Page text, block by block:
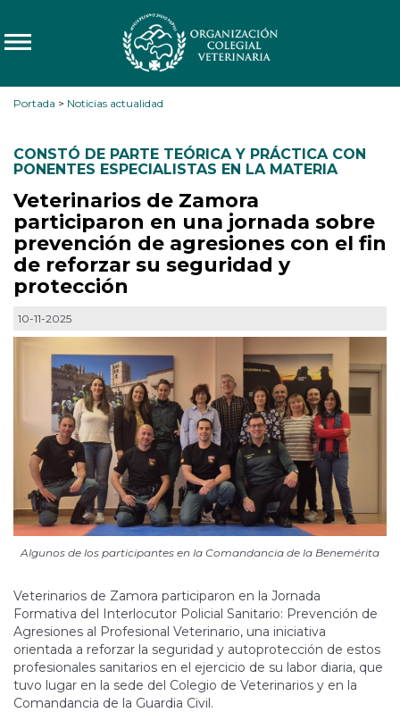
Portada > Noticias actualidad
CONSTÓ DE PARTE TEÓRICA Y PRÁCTICA CON
PONENTES ESPECIALISTAS EN LA MATERIA
Veterinarios de Zamora
participaron en una jornada sobre
prevención de agresiones con el fin
de reforzar su seguridad y
protección
10-11-2025
Algunos de los participantes en la Comandancia de la Benemérita
Veterinarios de Zamora participaron en la Jornada
Formativa del Interlocutor Policial Sanitario: Prevención de
Agresiones al Profesional Veterinario, una iniciativa
orientada a reforzar la seguridad y autoprotección de estos
profesionales sanitarios en el ejercicio de su labor diaria, que
tuvo lugar en la sede del Colegio de Veterinarios y en la
Comandancia de la Guardia Civil.